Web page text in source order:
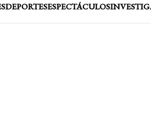
DEPORTESESPECTÁCULOS